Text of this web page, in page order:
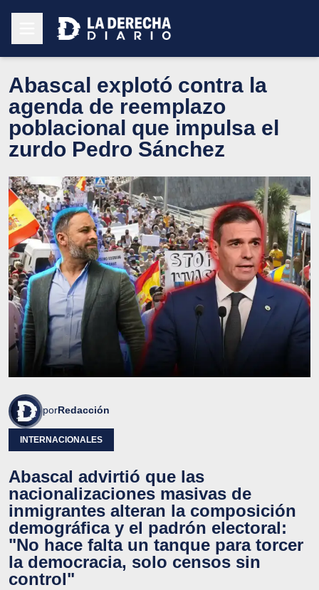
Abascal explotó contra la
agenda de reemplazo
poblacional que impulsa el
zurdo Pedro Sánchez
porRedacción
INTERNACIONALES
Abascal advirtió que las
nacionalizaciones masivas de
inmigrantes alteran la composición
demográfica y el padrón electoral:
"No hace falta un tanque para torcer
la democracia, solo censos sin
control"